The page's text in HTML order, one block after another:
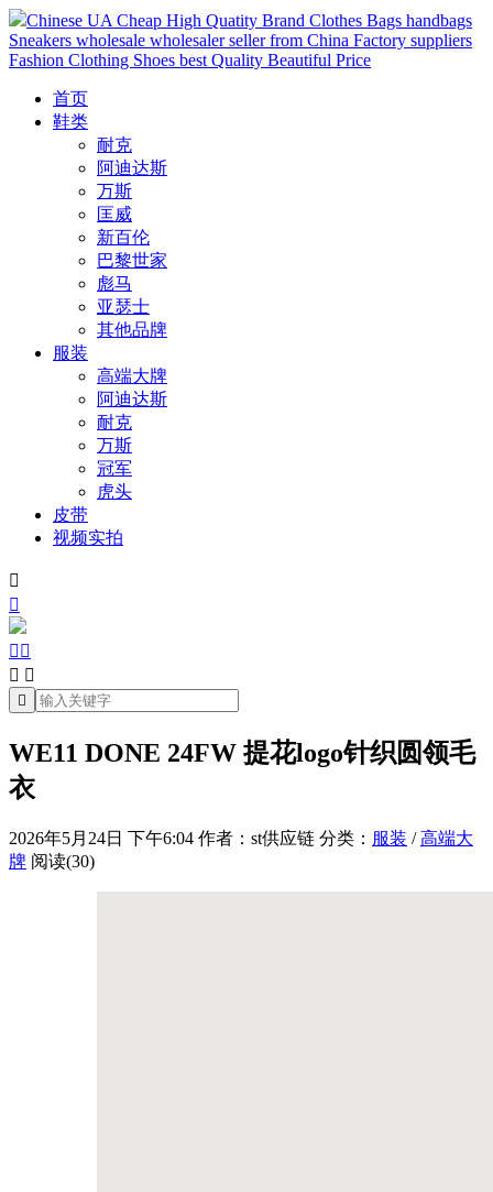
Chinese UA Cheap High Quatity Brand Clothes Bags handbags
Sneakers wholesale wholesaler seller from China Factory suppliers
Fashion Clothing Shoes best Quality Beautiful Price
首页
鞋类
耐克
阿迪达斯
万斯
匡威
新百伦
巴黎世家
彪马
亚瑟士
其他品牌
服装
高端大牌
阿迪达斯
耐克
万斯
冠军
虎头
皮带
视频实拍


 
 

WE11 DONE 24FW 提花logo针织圆领毛
衣
2026年5月24日 下午6:04 作者：st供应链 分类： 服装 /高端大
牌 阅读(30)